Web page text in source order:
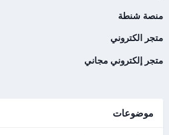
منصة شنطة
متجر الكتروني
متجر إلكتروني مجاني
موضوعات